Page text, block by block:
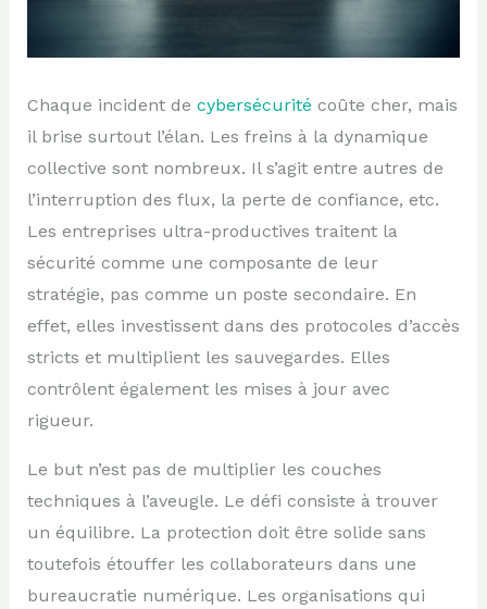
Chaque incident de cybersécurité coûte cher, mais
il brise surtout l’élan. Les freins à la dynamique
collective sont nombreux. Il s’agit entre autres de
l’interruption des flux, la perte de confiance, etc.
Les entreprises ultra-productives traitent la
sécurité comme une composante de leur
stratégie, pas comme un poste secondaire. En
effet, elles investissent dans des protocoles d’accès
stricts et multiplient les sauvegardes. Elles
contrôlent également les mises à jour avec
rigueur.
Le but n’est pas de multiplier les couches
techniques à l’aveugle. Le défi consiste à trouver
un équilibre. La protection doit être solide sans
toutefois étouffer les collaborateurs dans une
bureaucratie numérique. Les organisations qui